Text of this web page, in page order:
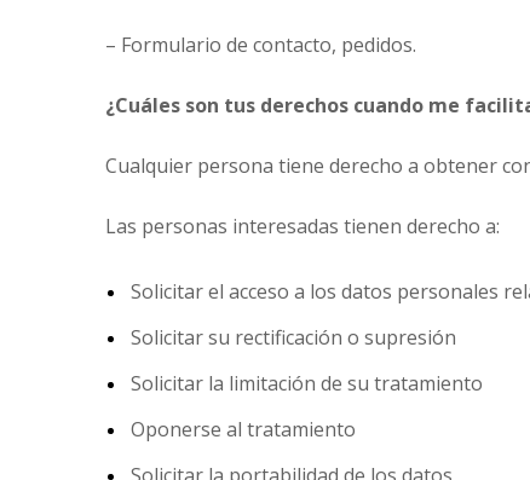
– Formulario de contacto, pedidos.
¿Cuáles son tus derechos cuando me
Cualquier persona tiene derecho a obtener
Las personas interesadas tienen derecho a:
Solicitar el acceso a los datos personales
Solicitar su rectificación o supresión
Solicitar la limitación de su tratamiento
Oponerse al tratamiento